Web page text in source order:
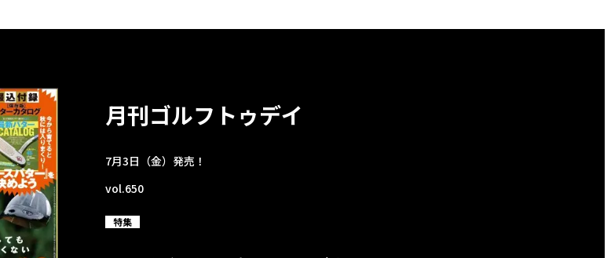
月刊ゴルフトゥデイ
7月3日（金）発売！
vol.650
特集